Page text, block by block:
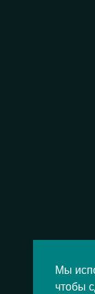
Мы
чтобы